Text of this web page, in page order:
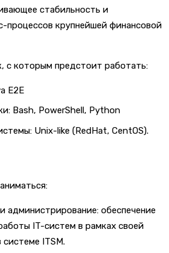
стабильность и
процессов крупнейшей финансовой
с которым предстоит работать:
E2E
Bash, PowerShell, Python
Unix-like (RedHat, CentOS).
администрирование: обеспечение
IT-систем в рамках своей
системе ITSM.